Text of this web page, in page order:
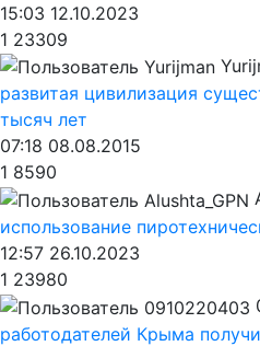
15:03 12.10.2023
1 23309
развитая цивилизация
тысяч лет
07:18 08.08.2015
1 8590
использование
12:57 26.10.2023
1 23980
работодателей Крыма